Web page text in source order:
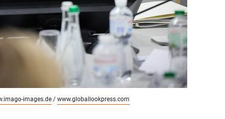
images.de / www.globallookpress.com